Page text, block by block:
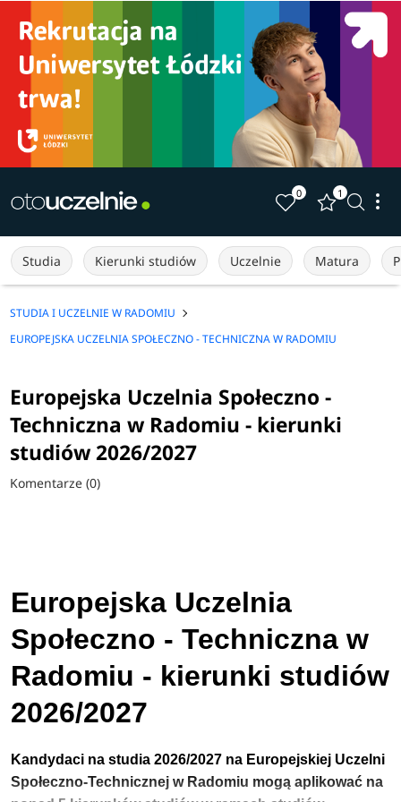
0 1
Studia Kierunki studiów Uczelnie Matura
STUDIA I UCZELNIE W RADOMIU
EUROPEJSKA UCZELNIA SPOŁECZNO - TECHNICZNA W RADOMIU
Europejska Uczelnia Społeczno -
Techniczna w Radomiu - kierunki
studiów 2026/2027
Komentarze (0)
Europejska Uczelnia
Społeczno - Techniczna w
Radomiu - kierunki studiów
2026/2027
Kandydaci na studia 2026/2027 na Europejskiej Uczelni
Społeczno-Technicznej w Radomiu mogą aplikować na